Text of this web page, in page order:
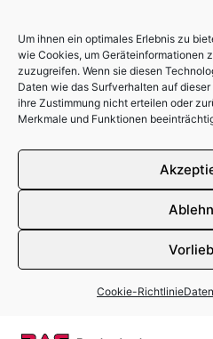
Um ihnen ein optimales Erlebnis zu
wie Cookies, um Geräteinformationen
zuzugreifen. Wenn sie diesen
Daten wie das Surfverhalten auf
ihre Zustimmung nicht erteilen oder
Merkmale und Funktionen
Cookie-Richtlinie